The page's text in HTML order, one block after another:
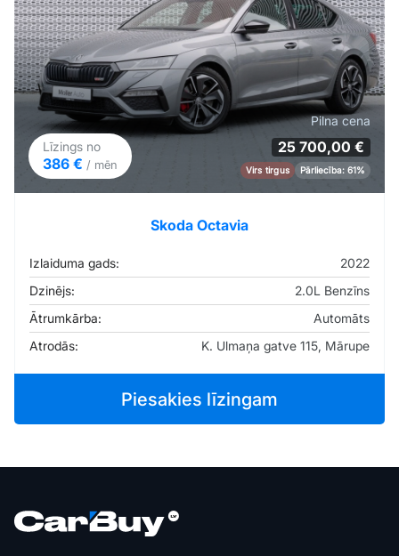
Līzings no
386 € / mēn
Pilna cena
25 700,00 €
Virs tirgus Pārliecība: 61%
Skoda Octavia
Izlaiduma gads:
2022
Dzinējs:
2.0L Benzīns
Ātrumkārba:
Automāts
Atrodās:
K. Ulmaņa gatve 115, Mārupe
Piesakies līzingam